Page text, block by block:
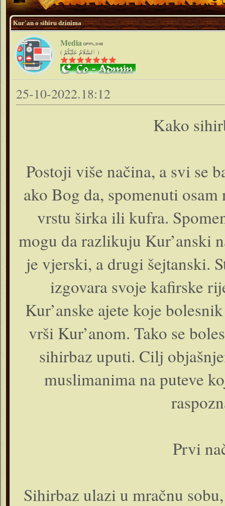
Kur'an o sihiru dzinima
Media
( ٱلسَّلَامُ عَلَيْكُمْ )
25-10-2022.18:12
Kako
Postoji više načina, a svi se
ako Bog da, spomenuti
vrstu širka ili kufra.
mogu da razlikuju Kur’anski
je vjerski, a drugi šejtanski.
izgovara svoje kafirske
Kur’anske ajete koje
vrši Kur’anom. Tako se
sihirbaz uputi. Cilj
muslimanima na puteve
Prvi
Sihirbaz ulazi u mračnu